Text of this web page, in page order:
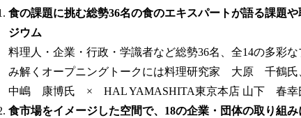
食の課題に挑む総勢36名の食のエキスパートが語る課題
ジウム
料理人・企業・行政・学識者など総勢36名、全14の多彩
み解くオープニングトークには料理研究家 大原 千鶴
中嶋 康博氏 × HAL YAMASHITA東京本店 山下 春幸
食市場をイメージした空間で、18の企業・団体の取り組